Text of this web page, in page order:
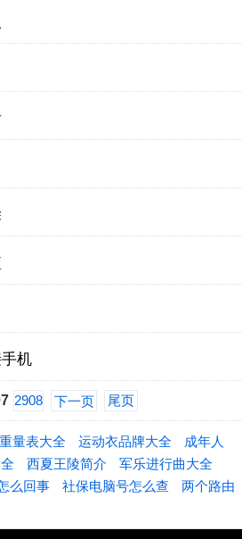
机
2908 下一页 尾页
量表大全 运动衣品牌大全
成年人
西夏王陵简介
军乐进行曲大全
么回事 社保电脑号怎么查
两个路由